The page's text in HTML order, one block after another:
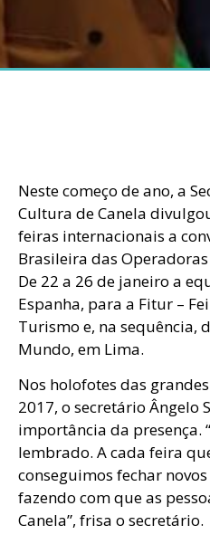
Neste começo de ano, a
Cultura de Canela
feiras internacionais a
Brasileira das
De 22 a 26 de janeiro a
Espanha, para a Fitur –
Turismo e, na sequência,
Mundo, em Lima.
Nos holofotes das
2017, o secretário Ângelo
importância da presença.
lembrado. A cada feira
conseguimos fechar
fazendo com que as
Canela”, frisa o secretário.